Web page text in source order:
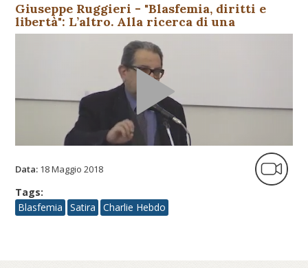
Giuseppe Ruggieri - "Blasfemia, diritti e
libertà": L’altro. Alla ricerca di una
comprensione
Data: 18 Maggio 2018
Tags:
Blasfemia
Satira Charlie Hebdo